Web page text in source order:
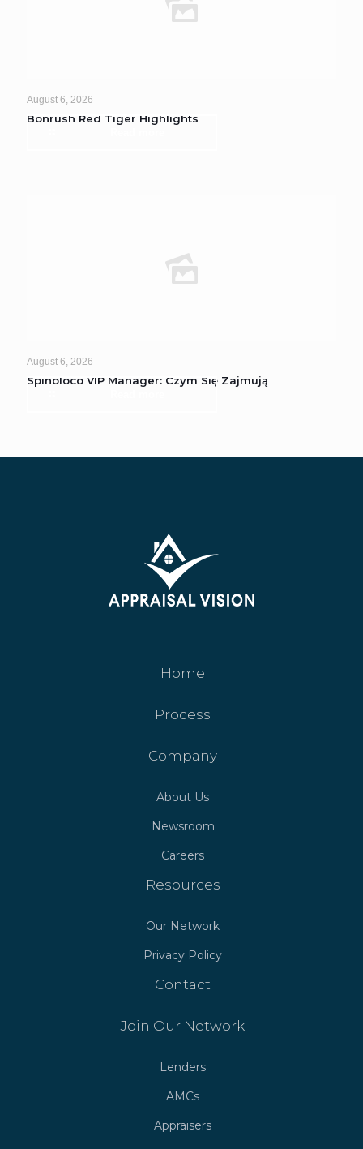
August 6, 2026
Bonrush Red Tiger Highlights
August 6, 2026
Spinoloco VIP Manager: Czym Się Zajmują
Home
Process
Company
About Us
Newsroom
Careers
Resources
Our Network
Privacy Policy
Contact
Join Our Network
Lenders
AMCs
Appraisers